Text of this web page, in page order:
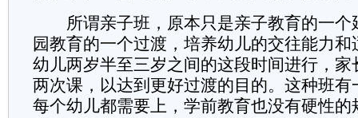
所谓亲子班，原本只是亲子教育的一个
园教育的一个过渡，培养幼儿的交往能力
幼儿两岁半至三岁之间的这段时间进行，
两次课，以达到更好过渡的目的。这种班
每个幼儿都需要上，学前教育也没有硬性